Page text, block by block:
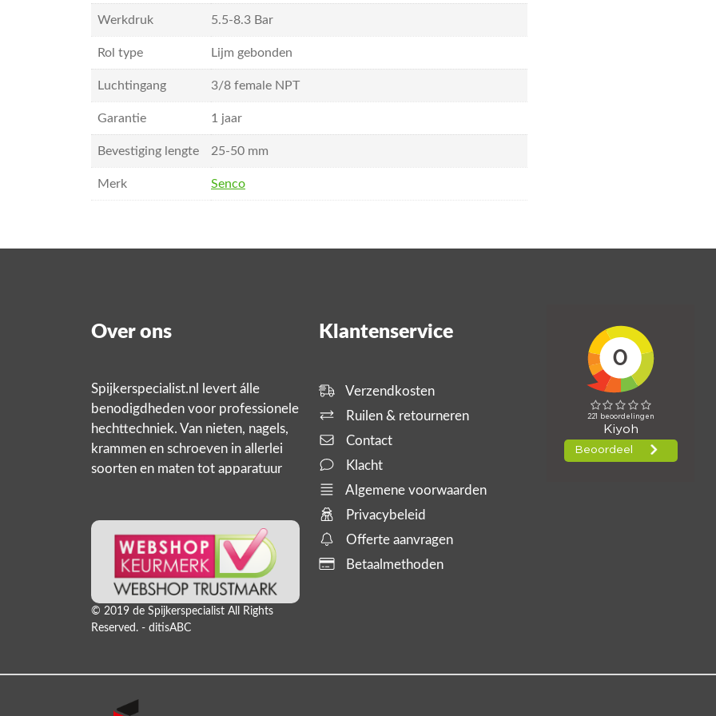
Werkdruk 5.5-8.3 Bar
Rol type Lijm gebonden
Luchtingang 3/8 female NPT
Garantie 1 jaar
Bevestiging lengte 25-50 mm
Merk Senco
Over ons
Spijkerspecialist.nl levert álle
benodigdheden voor professionele
hechttechniek. Van nieten, nagels,
krammen en schroeven in allerlei
soorten en maten tot apparatuur
producten,
© 2019 de Spijkerspecialist All Rights
Reserved. - ditisABC
Klantenservice
Verzendkosten
Ruilen & retourneren
Contact
Klacht
Algemene voorwaarden
Privacybeleid
Offerte aanvragen
Betaalmethoden